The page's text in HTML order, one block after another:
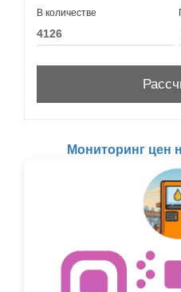
В количестве
Мониторинг цен